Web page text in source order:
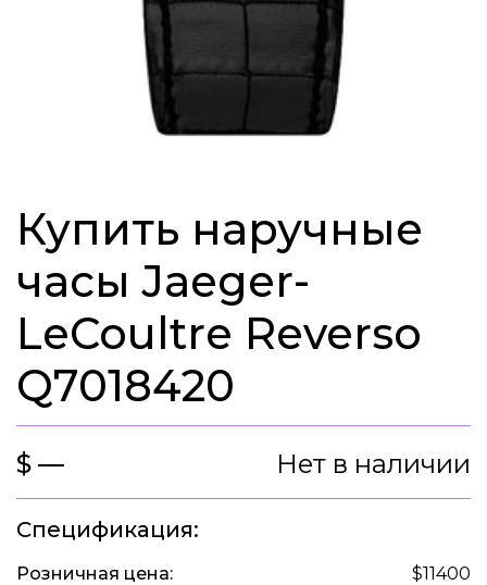
Купить наручные
часы Jaeger-
LeCoultre Reverso
Q7018420
$ — Нет в наличии
Спецификация:
Розничная цена:
$11400